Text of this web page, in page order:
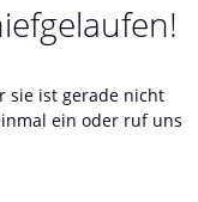
sie ist gerade nicht
ein oder ruf uns